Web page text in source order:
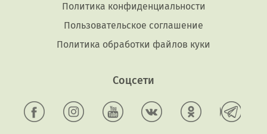
Политика конфиденциальности
Пользовательское соглашение
Политика обработки файлов куки
Соцсети